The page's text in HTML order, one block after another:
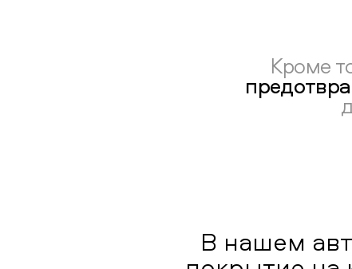
Кроме
В нашем